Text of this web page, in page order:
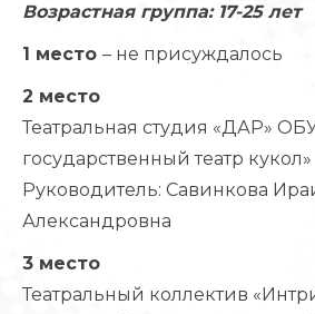
Возрастная группа: 17-25 лет
1 место – не присуждалось
2 место
Театральная студия «ДАР»
государственный театр кукол»
Руководитель: Савинкова
Александровна
3 место
Театральный коллектив